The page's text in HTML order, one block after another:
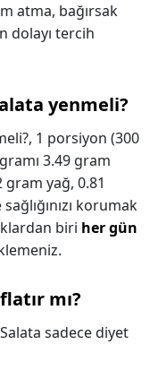
atma, bağırsak
dolayı tercih
yenmeli?
1 porsiyon (300
3.49 gram
yağ, 0.81
korumak
biri her gün
mı?
Salata sadece diyet